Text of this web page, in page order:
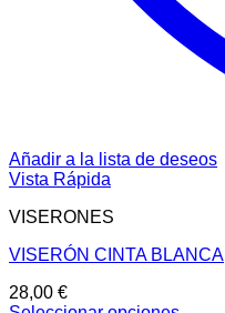
Añadir a la lista de deseos
Vista Rápida
VISERONES
VISERÓN CINTA BLANCA
28,00 €